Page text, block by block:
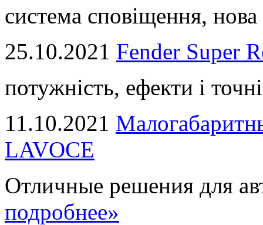
система сповіщення,
25.10.2021 Fender Super
потужність, ефекти і
11.10.2021
LAVOCE
Отличные решения для
подробнее»